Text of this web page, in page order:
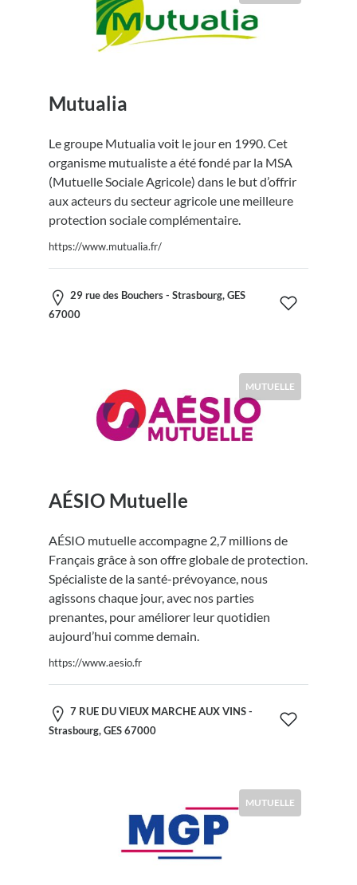
Mutualia
Le groupe Mutualia voit le jour en 1990. Cet
organisme mutualiste a été fondé par la MSA
(Mutuelle Sociale Agricole) dans le but d’offrir
aux acteurs du secteur agricole une meilleure
protection sociale complémentaire.
https://www.mutualia.fr/
29 rue des Bouchers - Strasbourg, GES
67000
MUTUELLE
AÉSIO Mutuelle
AÉSIO mutuelle accompagne 2,7 millions de
Français grâce à son offre globale de protection.
Spécialiste de la santé-prévoyance, nous
agissons chaque jour, avec nos parties
prenantes, pour améliorer leur quotidien
aujourd’hui comme demain.
https://www.aesio.fr
7 RUE DU VIEUX MARCHE AUX VINS -
Strasbourg, GES 67000
MUTUELLE